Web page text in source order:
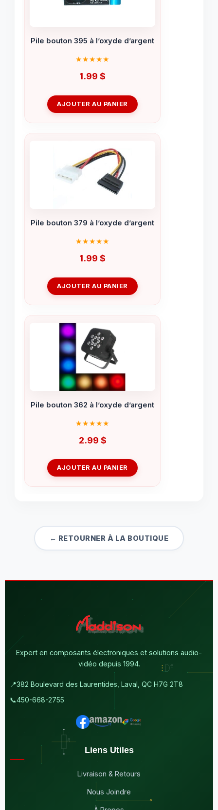
Pile bouton 395 à l’oxyde d’argent
1.99 $
AJOUTER AU PANIER
Pile bouton 379 à l’oxyde d’argent
1.99 $
AJOUTER AU PANIER
Pile bouton 362 à l’oxyde d’argent
2.99 $
AJOUTER AU PANIER
← RETOURNER À LA BOUTIQUE
Expert en composants électroniques et solutions audio-
vidéo depuis 1994.
📍382 Boulevard des Laurentides, Laval, QC H7G 2T8
📞450-668-2755
Liens Utiles
Livraison & Retours
Nous Joindre